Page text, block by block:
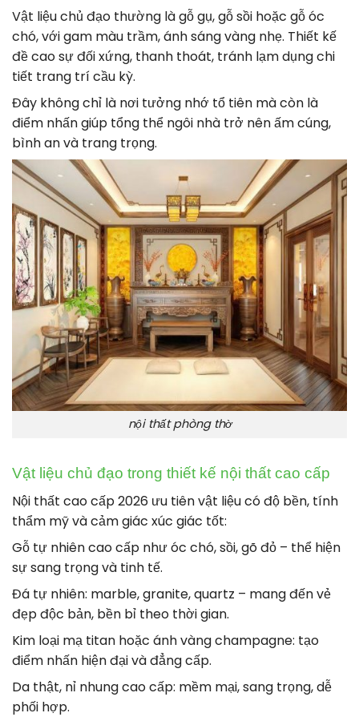
Vật liệu chủ đạo thường là gỗ gụ, gỗ sồi hoặc gỗ óc
chó, với gam màu trầm, ánh sáng vàng nhẹ. Thiết kế
đề cao sự đối xứng, thanh thoát, tránh lạm dụng chi
tiết trang trí cầu kỳ.
Đây không chỉ là nơi tưởng nhớ tổ tiên mà còn là
điểm nhấn giúp tổng thể ngôi nhà trở nên ấm cúng,
bình an và trang trọng.
nội thất phòng thờ
Vật liệu chủ đạo trong thiết kế nội thất cao cấp
Nội thất cao cấp 2026 ưu tiên vật liệu có độ bền, tính
thẩm mỹ và cảm giác xúc giác tốt:
Gỗ tự nhiên cao cấp như óc chó, sồi, gõ đỏ – thể hiện
sự sang trọng và tinh tế.
Đá tự nhiên: marble, granite, quartz – mang đến vẻ
đẹp độc bản, bền bỉ theo thời gian.
Kim loại mạ titan hoặc ánh vàng champagne: tạo
điểm nhấn hiện đại và đẳng cấp.
Da thật, nỉ nhung cao cấp: mềm mại, sang trọng, dễ
phối hợp.